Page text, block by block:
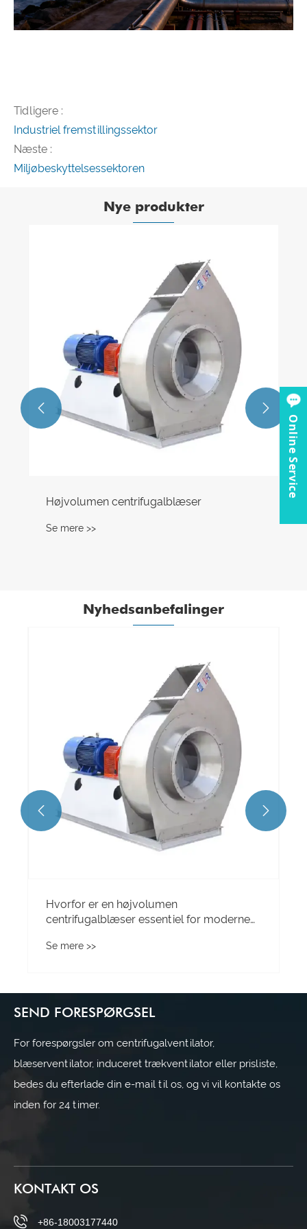
Tidligere :
Industriel fremstillingssektor
Næste :
Miljøbeskyttelsessektoren
Nye produkter
Højvolumen centrifugalblæser
Se mere >>
 
Nyhedsanbefalinger
Hvorfor er en højvolumen
centrifugalblæser essentiel for moderne
luftstrømssystemer
Se mere >>
 
SEND FORESPØRGSEL
For forespørgsler om centrifugalventilator,
blæserventilator, induceret trækventilator eller prisliste,
bedes du efterlade din e-mail til os, og vi vil kontakte os
inden for 24 timer.
KONTAKT OS
+86-18003177440
Online Service